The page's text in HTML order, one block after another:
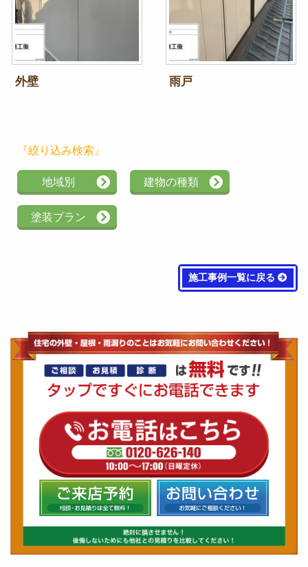
外壁 雨戸
『絞り込み検索』
地域別 建物の種類
塗装プラン
施工事例一覧に戻る